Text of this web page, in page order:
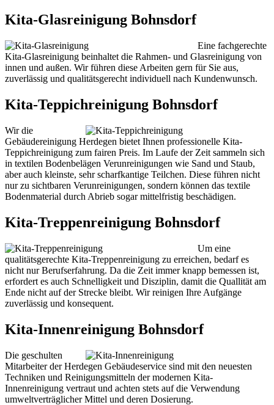
Kita-Glasreinigung Bohnsdorf
Eine fachgerechte
Kita-Glasreinigung beinhaltet die Rahmen- und Glasreinigung von
innen und außen. Wir führen diese Arbeiten gern für Sie aus,
zuverlässig und qualitätsgerecht individuell nach Kundenwunsch.
Kita-Teppichreinigung Bohnsdorf
Wir die
Gebäudereinigung Herdegen bietet Ihnen professionelle Kita-
Teppichreinigung zum fairen Preis. Im Laufe der Zeit sammeln sich
in textilen Bodenbelägen Verunreinigungen wie Sand und Staub,
aber auch kleinste, sehr scharfkantige Teilchen. Diese führen nicht
nur zu sichtbaren Verunreinigungen, sondern können das textile
Bodenmaterial durch Abrieb sogar mittelfristig beschädigen.
Kita-Treppenreinigung Bohnsdorf
Um eine
qualitätsgerechte Kita-Treppenreinigung zu erreichen, bedarf es
nicht nur Berufserfahrung. Da die Zeit immer knapp bemessen ist,
erfordert es auch Schnelligkeit und Disziplin, damit die Quallität am
Ende nicht auf der Strecke bleibt. Wir reinigen Ihre Aufgänge
zuverlässig und konsequent.
Kita-Innenreinigung Bohnsdorf
Die geschulten
Mitarbeiter der Herdegen Gebäudeservice sind mit den neuesten
Techniken und Reinigungsmitteln der modernen Kita-
Innenreinigung vertraut und achten stets auf die Verwendung
umweltverträglicher Mittel und deren Dosierung.